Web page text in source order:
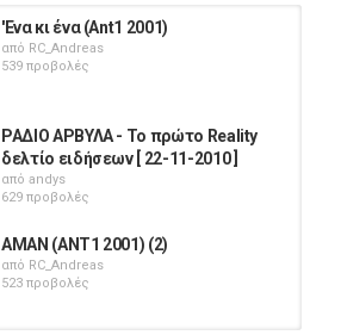
'Ενα κι ένα (Ant1 2001)
από RC_Andreas
539 προβολές
ΡΑΔΙΟ ΑΡΒΥΛΑ - Το πρώτο Reality
δελτίο ειδήσεων [ 22-11-2010 ]
από andys
629 προβολές
ΑΜΑΝ (ANT1 2001) (2)
από RC_Andreas
523 προβολές